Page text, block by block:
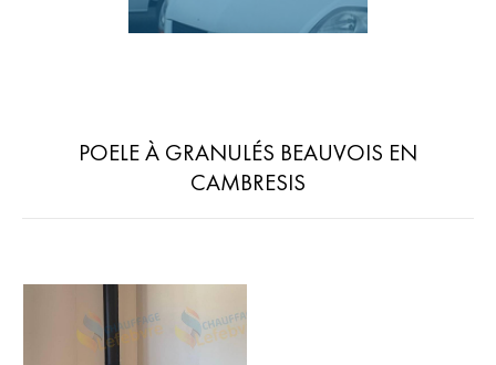
POELE À GRANULÉS BEAUVOIS EN
CAMBRESIS